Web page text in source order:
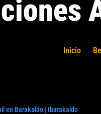
Inicio
en Barakaldo | Ibarakaldo